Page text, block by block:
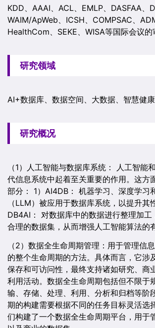
KDD、AAAI、ACL、EMLP、DASFAA、
WAIM/ApWeb、ICSH、COMPSAC、
HealthCom、SEKE、WISA等国际会议的
研究领域
AI+数据库、数据空间、大数据、智慧健康
研究概况
（1）人工智能与数据库系统： 人工智能
代信息系统中起着至关重要的作用。这方
部分： 1）AI4DB： 机器学习、深度学习
（LLM）被应用于数据库系统，以提升其
DB4AI： 对数据库中的数据进行整理加工
合理的数据集，从而增强人工智能算法的
（2）数据全生命周期管理：用于管理信
的整个生命周期的方法。具体而言，它涉
保存和可访问性，最终支持诸如研究、商
利用活动。数据全生命周期包括但不限于
输、存储、处理、利用、分析和归档等阶
期的构建需要根据不同的任务目标灵活选
们构建了一个数据全生命周期平台，用于